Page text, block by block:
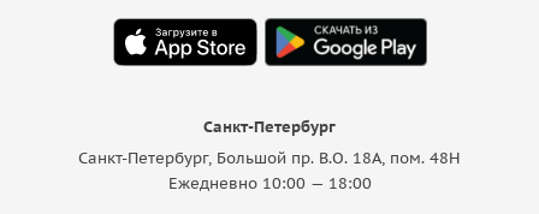
Санкт-Петербург
Санкт-Петербург, Большой пр. В.О. 18A, пом. 48Н
Ежедневно 10:00 — 18:00